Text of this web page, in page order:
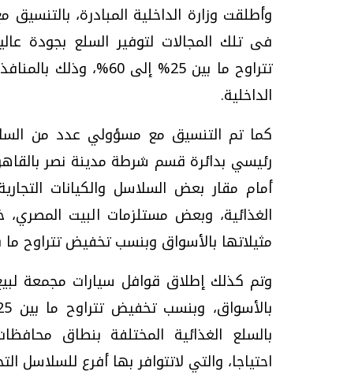
وأطلقت وزارة الداخلية المبادرة،
فى تلك المجالات لتوفير السلع بجودة
تتراوح ما بين 25%
الداخلية.
كما تم التنسيق مع مسؤولي عدد من
أمام مقار بعض السلاسل والكيانات
الغذائية، وبعض مستلزمات البيت
مثيلاتها بالأسواق وبنسب تخفيض تتراوح ما بين 25% إلى
وتم كذلك إطلاق قوافل سيارات مجمعة
بالسلع الغذائية المختلفة بنطاق
احتياجا، والتي لاتتوافر بها أفرع للسلاسل